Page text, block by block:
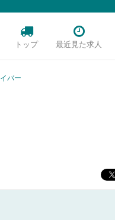
トップ 最近見た求人
バー